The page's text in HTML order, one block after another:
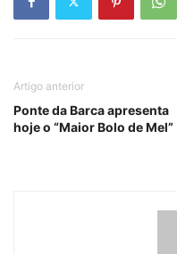
Artigo anterior
Ponte da Barca apresenta
hoje o “Maior Bolo de Mel”